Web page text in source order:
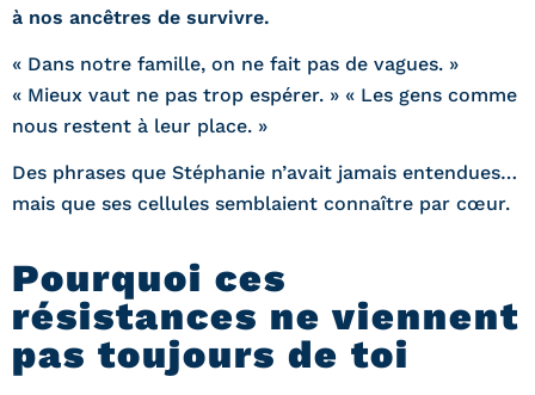
à nos ancêtres de survivre.
« Dans notre famille, on ne fait pas de vagues. »
« Mieux vaut ne pas trop espérer. » « Les gens comme
nous restent à leur place. »
Des phrases que Stéphanie n’avait jamais entendues…
mais que ses cellules semblaient connaître par cœur.
Pourquoi ces
résistances ne viennent
pas toujours de toi